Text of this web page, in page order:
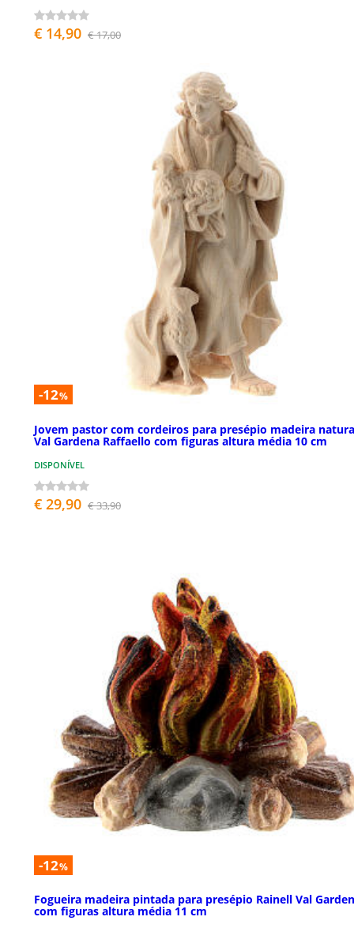
€ 14,90 € 17,00
-12%
Jovem pastor com cordeiros para presépio madeira
Val Gardena Raffaello com figuras altura média 10 cm
DISPONÍVEL
€ 29,90 € 33,90
-12%
Fogueira madeira pintada para presépio Rainell Val
com figuras altura média 11 cm